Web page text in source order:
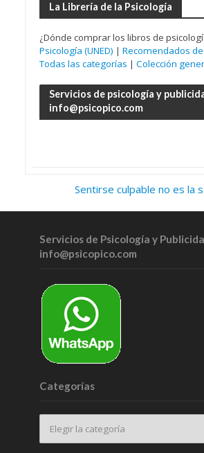
La Librería de la Psicología
¿Dónde comprar los libros de
Psicología (UNED) | Recomendados
Todas las categorías | Colección
Servicios de psicología y
info@psicopico.com
Sentirse culpable no es la
Servicios de Psicología y
info@psicopico.com
Categorías